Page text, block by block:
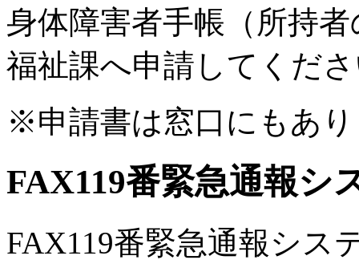
身体障害者手帳（所持
福祉課へ申請してくだ
※申請書は窓口にもあ
FAX119番緊急通報シ
FAX119番緊急通報シス